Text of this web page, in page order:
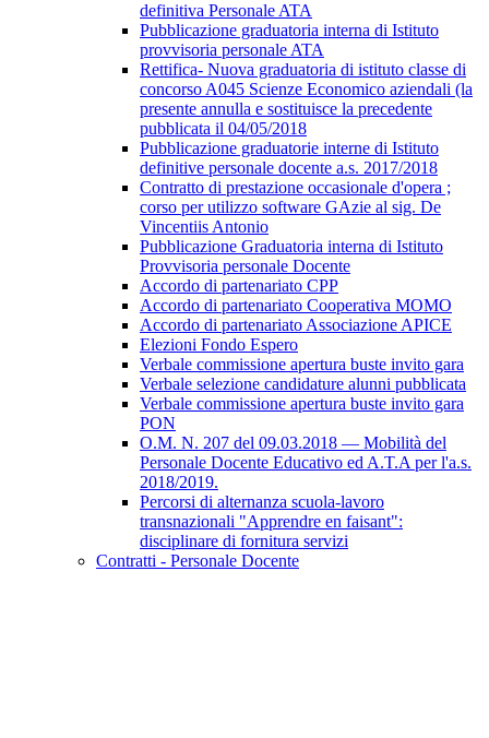
definitiva Personale ATA
Pubblicazione graduatoria interna di Istituto
provvisoria personale ATA
Rettifica- Nuova graduatoria di istituto classe di
concorso A045 Scienze Economico aziendali (la
presente annulla e sostituisce la precedente
pubblicata il 04/05/2018
Pubblicazione graduatorie interne di Istituto
definitive personale docente a.s. 2017/2018
Contratto di prestazione occasionale d'opera ;
corso per utilizzo software GAzie al sig. De
Vincentiis Antonio
Pubblicazione Graduatoria interna di Istituto
Provvisoria personale Docente
Accordo di partenariato CPP
Accordo di partenariato Cooperativa MOMO
Accordo di partenariato Associazione APICE
Elezioni Fondo Espero
Verbale commissione apertura buste invito gara
Verbale selezione candidature alunni pubblicata
Verbale commissione apertura buste invito gara
PON
O.M. N. 207 del 09.03.2018 — Mobilità del
Personale Docente Educativo ed A.T.A per l'a.s.
2018/2019.
Percorsi di alternanza scuola-lavoro
transnazionali "Apprendre en faisant":
disciplinare di fornitura servizi
Contratti - Personale Docente